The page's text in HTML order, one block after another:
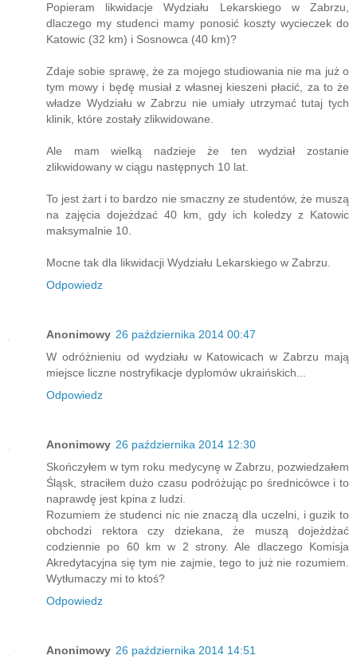
Popieram likwidacje Wydziału Lekarskiego w Zabrzu,
dlaczego my studenci mamy ponosić koszty wycieczek do
Katowic (32 km) i Sosnowca (40 km)?
Zdaje sobie sprawę, że za mojego studiowania nie ma już o
tym mowy i będę musiał z własnej kieszeni płacić, za to że
władze Wydziału w Zabrzu nie umiały utrzymać tutaj tych
klinik, które zostały zlikwidowane.
Ale mam wielką nadzieje że ten wydział zostanie
zlikwidowany w ciągu następnych 10 lat.
To jest żart i to bardzo nie smaczny ze studentów, że muszą
na zajęcia dojeżdzać 40 km, gdy ich koledzy z Katowic
maksymalnie 10.
Mocne tak dla likwidacji Wydziału Lekarskiego w Zabrzu.
Odpowiedz
Anonimowy 26 października 2014 00:47
W odróżnieniu od wydziału w Katowicach w Zabrzu mają
miejsce liczne nostryfikacje dyplomów ukraińskich...
Odpowiedz
Anonimowy 26 października 2014 12:30
Skończyłem w tym roku medycynę w Zabrzu, pozwiedzałem
Śląsk, straciłem dużo czasu podróżując po średnicówce i to
naprawdę jest kpina z ludzi.
Rozumiem że studenci nic nie znaczą dla uczelni, i guzik to
obchodzi rektora czy dziekana, że muszą dojeżdżać
codziennie po 60 km w 2 strony. Ale dlaczego Komisja
Akredytacyjna się tym nie zajmie, tego to już nie rozumiem.
Wytłumaczy mi to ktoś?
Odpowiedz
Anonimowy 26 października 2014 14:51